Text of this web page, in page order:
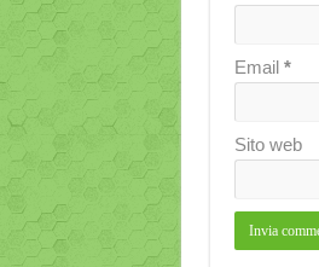
Email *
Sito web